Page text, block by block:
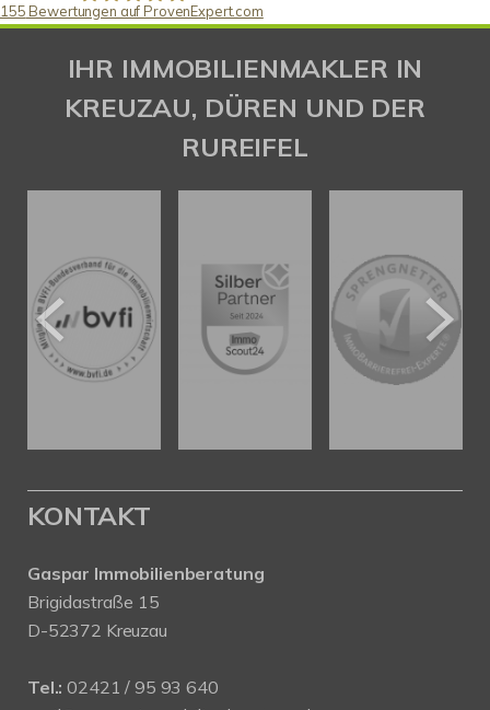
Gaspar Immobilienberatung
155 Bewertungen auf ProvenExpert.com
IHR IMMOBILIENMAKLER IN
KREUZAU, DÜREN UND DER
RUREIFEL
KONTAKT
Gaspar Immobilienberatung
Brigidastraße 15
D-52372 Kreuzau
Tel.: 02421 / 95 93 640